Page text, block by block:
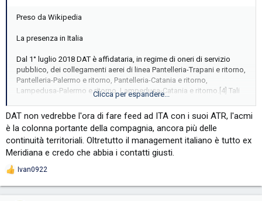
Preso da Wikipedia
La presenza in Italia
Dal 1° luglio 2018 DAT è affidataria, in regime di oneri di servizio
pubblico, dei collegamenti aerei di linea Pantelleria-Trapani e ritorno,
Pantelleria-Palermo e ritorno, Pantelleria-Catania e ritorno,
Lampedusa-Palermo e ritorno, Lampedusa-Catania e ritorno.[4] Tali
attività sono effettuate con il marchio commerciale "Voli di Sicilia". Il
contratto, valido inizialmente fino al 30 giugno 2021, è stato
successivamente esteso fino al 31 ottobre 2025.[5]
In Italia ha basati 4 Atr.
In prevalenza varie versioni del Atr, 5 a320 e 1 321
Clicca per espandere...
DAT non vedrebbe l'ora di fare feed ad ITA con i suoi ATR, l'acmi
è la colonna portante della compagnia, ancora più delle
continuità territoriali. Oltretutto il management italiano è tutto ex
Meridiana e credo che abbia i contatti giusti.
R
Ivan0922